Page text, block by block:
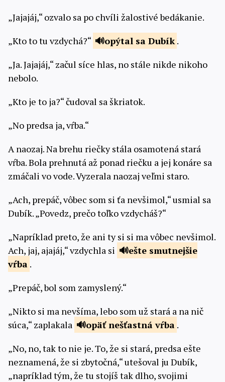
„Jajajáj,“ ozvalo sa po chvíli žalostivé bedákanie.
„Kto to tu vzdychá?“
opýtal sa Dubík .
„Ja. Jajajáj,“ začul síce hlas, no stále nikde nikoho
nebolo.
„Kto je to ja?“ čudoval sa škriatok.
„No predsa ja, vŕba.“
A naozaj. Na brehu riečky stála osamotená stará
vŕba. Bola prehnutá až ponad riečku a jej konáre sa
zmáčali vo vode. Vyzerala naozaj veľmi staro.
„Ach, prepáč, vôbec som si ťa nevšimol,“ usmial sa
Dubík. „Povedz, prečo toľko vzdycháš?“
„Napríklad preto, že ani ty si si ma vôbec nevšimol.
Ach, jaj, ajajáj,“ vzdychla si
ešte smutnejšie
vŕba .
„Prepáč, bol som zamyslený.“
„Nikto si ma nevšíma, lebo som už stará a na nič
súca,“ zaplakala
opäťnešťastná vŕba .
„No, no, tak to nie je. To, že si stará, predsa ešte
neznamená, že si zbytočná,“ utešoval ju Dubík,
„napríklad tým, že tu stojíš tak dlho, svojimi